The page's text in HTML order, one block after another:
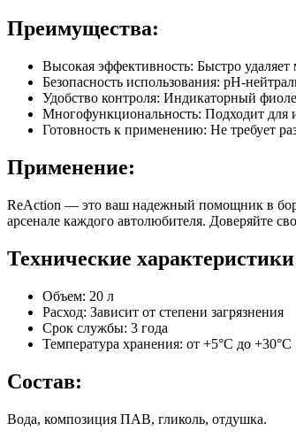
Преимущества:
Высокая эффективность: Быстро
Безопасность использования: рН-
Удобство контроля: Индикаторный
Многофункциональность: Подходит для
Готовность к применению: Не требует
Применение:
ReAction — это ваш надежный помощник в
арсенале каждого автолюбителя. Доверяйте
Технические
Объем: 20 л
Расход: Зависит от степени загрязнения
Срок службы: 3 года
Температура хранения: от +5°C до +30°C
Состав:
Вода, композиция ПАВ, гликоль, отдушка.